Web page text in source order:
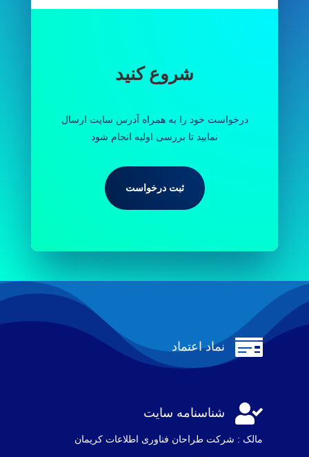
شروع کنید
درخواست خود را به همراه آدرس سایت ارسال
نمایید تا بررسی اولیه انجام شود
ثبت درخواست
 نماد اعتماد
 شناسنامه سایت
مالک : شرکت طراحان فناوری اطلاعات كريمان